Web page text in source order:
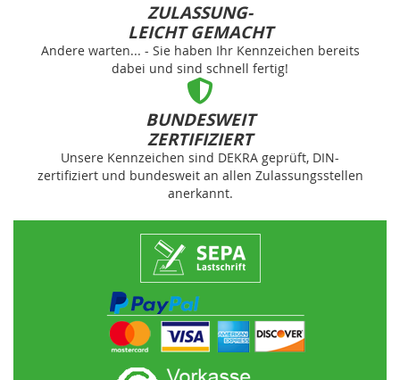
ZULASSUNG-
LEICHT GEMACHT
Andere warten... - Sie haben Ihr Kennzeichen bereits
dabei und sind schnell fertig!
BUNDESWEIT
ZERTIFIZIERT
Unsere Kennzeichen sind DEKRA geprüft, DIN-
zertifiziert und bundesweit an allen Zulassungsstellen
anerkannt.